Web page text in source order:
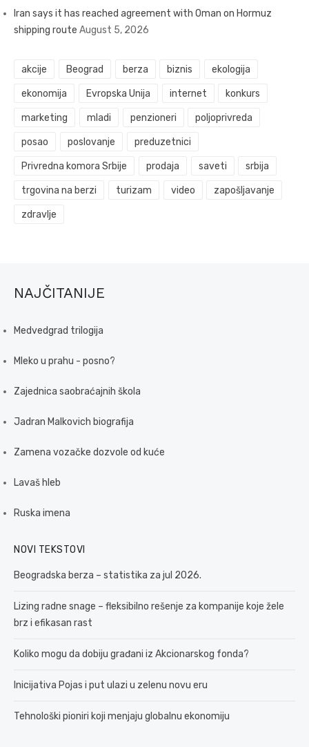
Iran says it has reached agreement with Oman on Hormuz
shipping route August 5, 2026
akcije Beograd berza biznis ekologija
ekonomija Evropska Unija internet konkurs
marketing mladi penzioneri poljoprivreda
posao poslovanje preduzetnici
Privredna komora Srbije prodaja saveti srbija
trgovina na berzi turizam video zapošljavanje
zdravlje
NAJČITANIJE
Medvedgrad trilogija
Mleko u prahu - posno?
Zajednica saobraćajnih škola
Jadran Malkovich biografija
Zamena vozačke dozvole od kuće
Lavaš hleb
Ruska imena
NOVI TEKSTOVI
Beogradska berza – statistika za jul 2026.
Lizing radne snage – fleksibilno rešenje za kompanije koje žele
brz i efikasan rast
Koliko mogu da dobiju građani iz Akcionarskog fonda?
Inicijativa Pojas i put ulazi u zelenu novu eru
Tehnološki pioniri koji menjaju globalnu ekonomiju